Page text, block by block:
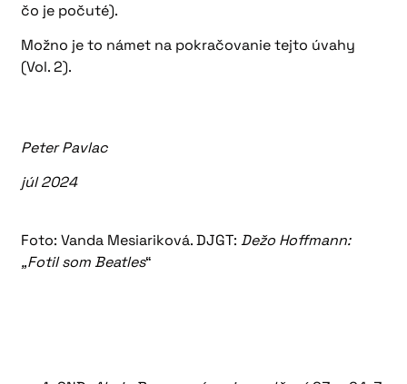
čo je počuté).
Možno je to námet na pokračovanie tejto úvahy
(Vol. 2).
Peter Pavlac
júl 2024
Foto: Vanda Mesiariková.DJGT:Dežo Hoffmann:
„Fotil som Beatles“